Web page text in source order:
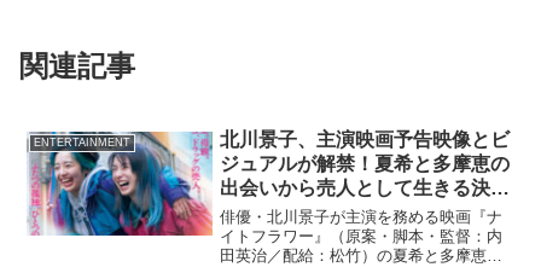
関連記事
ENTERTAINMENT
北川景子、主演映画予告映像とビ
ジュアルが解禁！夏希と多摩恵の
出会いから売人として生きる決意
の瞬間を…
俳優・北川景子が主演を務める映画『ナ
イトフラワー』（原案・脚本・監督：内
田英治／配給：松竹）の夏希と多摩恵の